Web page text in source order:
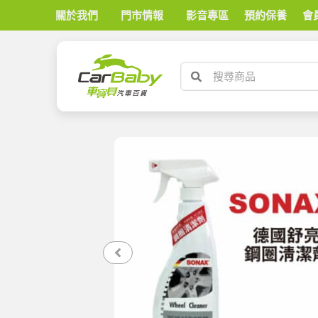
關於我們 門市情報 影音專區 預約保養 會